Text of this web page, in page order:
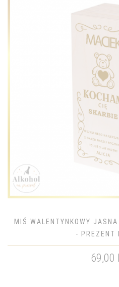
MIŚ WALENTYNKOWY
- PREZENT
69,00